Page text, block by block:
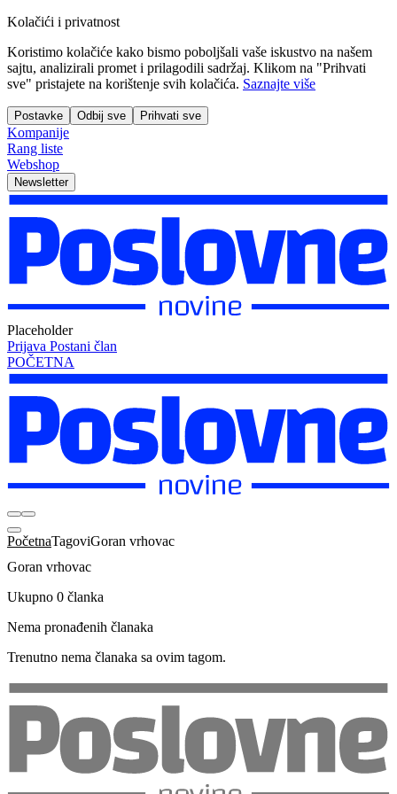
Kolačići i privatnost
Koristimo kolačiće kako bismo poboljšali vaše iskustvo na našem
sajtu, analizirali promet i prilagodili sadržaj. Klikom na "Prihvati
sve" pristajete na korištenje svih kolačića. Saznajte više
Postavke Odbij sve Prihvati sve
Kompanije
Rang liste
Webshop
Newsletter
Placeholder
Prijava Postani član
POČETNA
PočetnaTagoviGoran vrhovac
Goran vrhovac
Ukupno 0 članka
Nema pronađenih članaka
Trenutno nema članaka sa ovim tagom.